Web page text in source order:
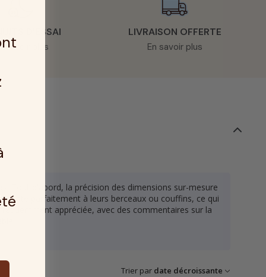
D’ESSAI
savoir plus
LIVRAISON OFFERTE
En savoir plus
Tout d'abord, la précision des dimensions sur-mesure
parfaitement à leurs berceaux ou couffins, ce qui
appréciée, avec des commentaires sur la
Trier par date décroissante